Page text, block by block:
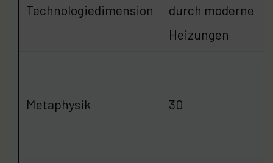
Technologiedimension
durch moderne
Heizungen
Metaphysik 30